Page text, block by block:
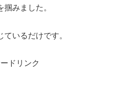
みました。
いるだけです。
ドリンク